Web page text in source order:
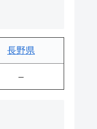
長野県
–